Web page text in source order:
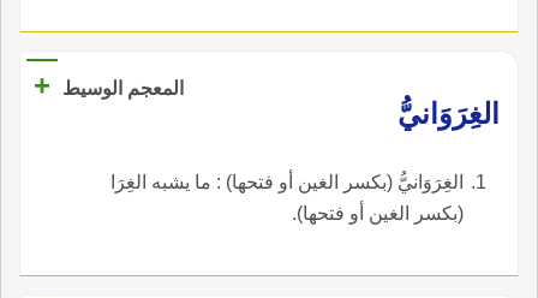
المعجم الوسيط
+
الغِرَوَانيُّ
الغِرَوَانيُّ (بكسر الغين أو فتحها) : ما يشبه الغِرَا
(بكسر الغين أو فتحها).